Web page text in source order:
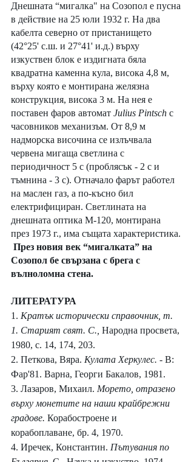
Днешната “мигалка" на Созопол е пусна
в действие на 25 юли 1932 г. На два
кабелта северно от пристанището
(42°25' с.ш. и 27°41' и.д.) върху
изкуствен блок е издигната бяла
квадратна каменна кула, висока 4,8 м,
върху която е монтирана желязна
конструкция, висока 3 м. На нея е
поставен фаров автомат Julius Pintsch с
часовников механизъм. От 8,9 м
надморска височина се излъчвала
червена мигаща светлина с
периодичност 5 с (проблясък - 2 с и
тъмнина - 3 с). Отначало фарът работел
на маслен газ, а по-късно бил
електрифициран. Светлината на
днешната оптика М-120, монтирана
през 1973 г., има същата характеристика.
През новия век “мигалката” на
Созопол бе свързана с брега с
вълноломна стена.
ЛИТЕРАТУРА
1. Кратък исторически справочник, т.
1. Старият свят. С., Народна просвета,
1980, с. 14, 174, 203.
2. Петкова, Вяра. Кулата Херкулес. - В:
Фар'81. Варна, Георги Бакалов, 1981.
3. Лазаров, Михаил. Морето, отразено
върху монетите на наши крайбрежни
градове. Корабостроене и
корабоплаване, бр. 4, 1970.
4. Иречек, Константин. Пътувания по